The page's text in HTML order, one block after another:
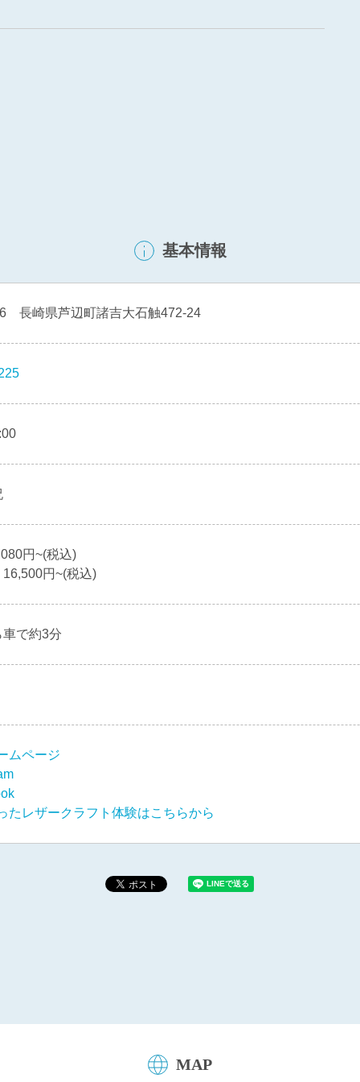
基本情報
長崎県芦辺町諸吉大石触472-24
円~(税込)
円~(税込)
で約3分
ムページ
たレザークラフト体験はこちらから
MAP